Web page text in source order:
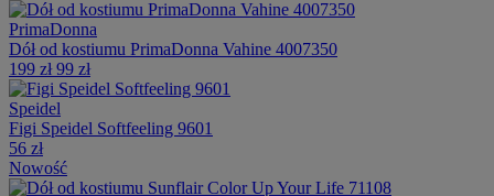
PrimaDonna
Dół od kostiumu PrimaDonna Vahine 4007350
199 zł 99 zł
Speidel
Figi Speidel Softfeeling 9601
56 zł
Nowość